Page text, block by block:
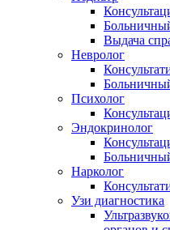
Выдача
Невролог
Психолог
Эндокринолог
Нарколог
Узи диагностика